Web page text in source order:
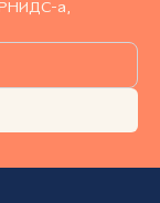
РНИДС-а,